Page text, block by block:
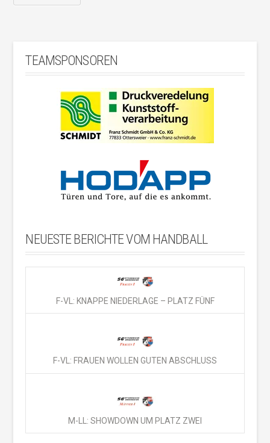
TEAMSPONSOREN
NEUESTE BERICHTE VOM HANDBALL
F-VL: KNAPPE NIEDERLAGE – PLATZ FÜNF
F-VL: FRAUEN WOLLEN GUTEN ABSCHLUSS
M-LL: SHOWDOWN UM PLATZ ZWEI